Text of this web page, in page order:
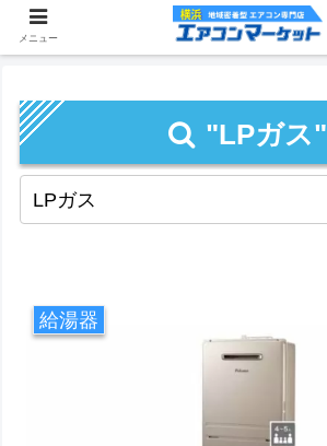
"LPガス"
給湯器
メニュー